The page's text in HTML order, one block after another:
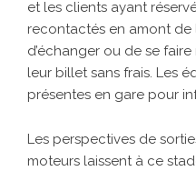
et les clients ayant
recontactés en amont
d’échanger ou de se
leur billet sans frais. Les
présentes en gare pour
Les perspectives de
moteurs laissent à ce